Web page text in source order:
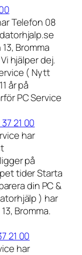
Telefon 08
Bromma
hjälper dej.
( Nytt
år på
PC Service
21 00
har
på
tider Starta
din PC &
) har
Bromma.
21 00
har